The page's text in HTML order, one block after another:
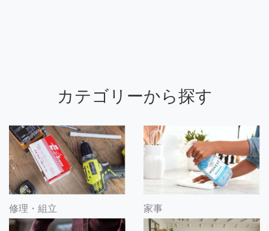
カテゴリーから探す
修理・組立 家事